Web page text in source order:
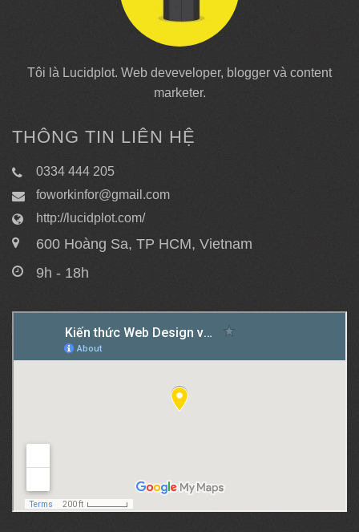
Tôi là Lucidplot. Web deveveloper, blogger và content
marketer.
THÔNG TIN LIÊN HỆ
0334 444 205
foworkinfor@gmail.com
http://lucidplot.com/
600 Hoàng Sa, TP HCM, Vietnam
9h - 18h